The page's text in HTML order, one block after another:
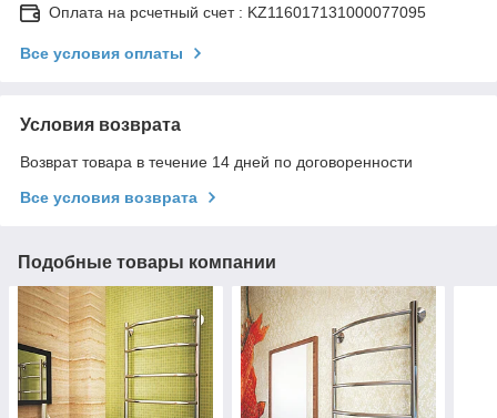
Оплата на рсчетный счет : KZ116017131000077095
Все условия оплаты
Условия возврата
Возврат товара в течение 14 дней по договоренности
Все условия возврата
Подобные товары компании